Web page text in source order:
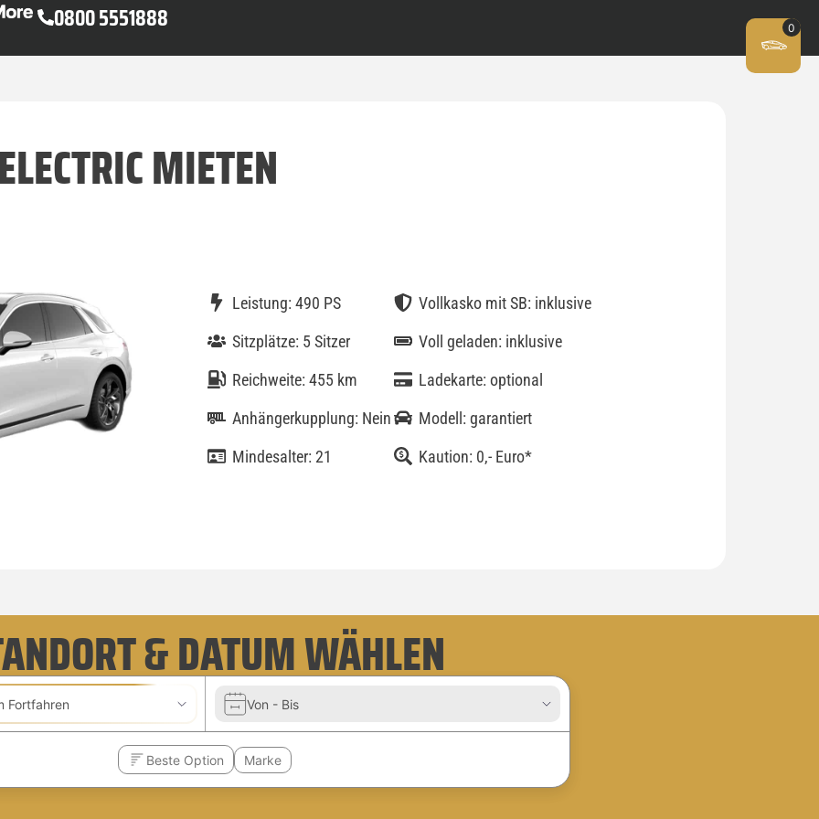
0800 5551888
MIETEN
Leistung: 490 PS
Sitzplätze: 5 Sitzer
Reichweite: 455 km
Anhängerkupplung: Nein
Mindesalter: 21
Vollkasko mit SB: inklusive
Voll geladen: inklusive
Ladekarte: optional
Modell: garantiert
Kaution: 0,- Euro*
& DATUM WÄHLEN